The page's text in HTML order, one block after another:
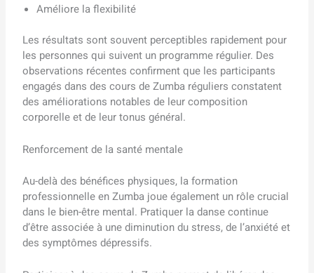
Améliore la flexibilité
Les résultats sont souvent perceptibles rapidement pour
les personnes qui suivent un programme régulier. Des
observations récentes confirment que les participants
engagés dans des cours de Zumba réguliers constatent
des améliorations notables de leur composition
corporelle et de leur tonus général.
Renforcement de la santé mentale
Au-delà des bénéfices physiques, la formation
professionnelle en Zumba joue également un rôle crucial
dans le bien-être mental. Pratiquer la danse continue
d’être associée à une diminution du stress, de l’anxiété et
des symptômes dépressifs.